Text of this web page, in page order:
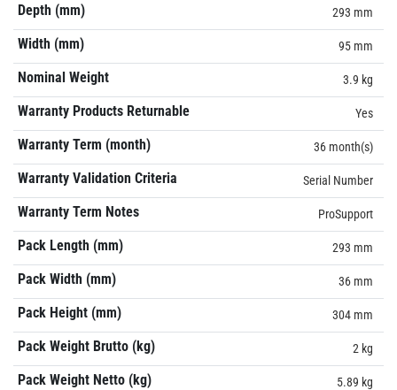
Depth (mm) 293 mm
Width (mm) 95 mm
Nominal Weight 3.9 kg
Warranty Products Returnable Yes
Warranty Term (month) 36 month(s)
Warranty Validation Criteria Serial Number
Warranty Term Notes ProSupport
Pack Length (mm) 293 mm
Pack Width (mm) 36 mm
Pack Height (mm) 304 mm
Pack Weight Brutto (kg) 2 kg
Pack Weight Netto (kg) 5.89 kg